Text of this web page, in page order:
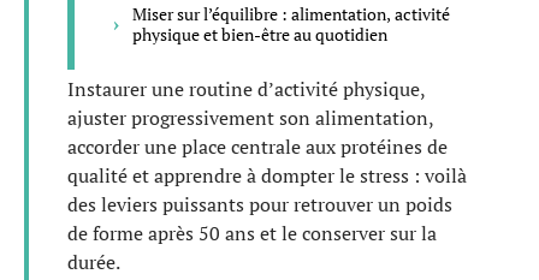
Miser sur l’équilibre : alimentation, activité
physique et bien-être au quotidien
Instaurer une routine d’activité physique,
ajuster progressivement son alimentation,
accorder une place centrale aux protéines de
qualité et apprendre à dompter le stress : voilà
des leviers puissants pour retrouver un poids
de forme après 50 ans et le conserver sur la
durée.